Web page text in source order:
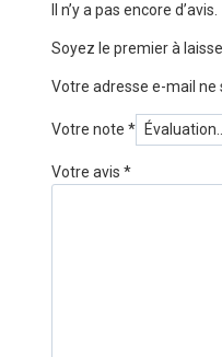
Il n’y a pas encore d’avis.
Soyez le premier à
Votre adresse e-mail ne
Votre note *
Votre avis *